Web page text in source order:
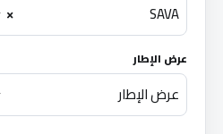
× SAVA
عرض الإطار
عرض الإطار